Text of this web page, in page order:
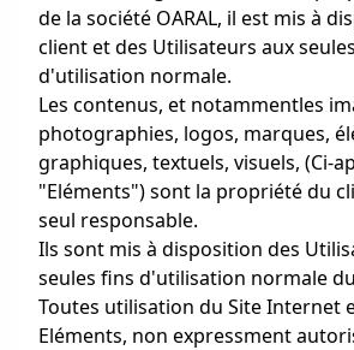
de la société OARAL, il est mis à
client et des Utilisateurs aux
d'utilisation normale.
Les contenus, et notammentles
photographies, logos, marques,
graphiques, textuels, visuels, (Ci-
"Eléments") sont la propriété du
seul responsable.
Ils sont mis à disposition des
seules fins d'utilisation normale
Toutes utilisation du Site Internet
Eléments, non expressment